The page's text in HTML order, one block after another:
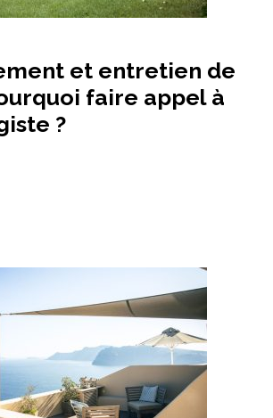
et entretien de
faire appel à
?